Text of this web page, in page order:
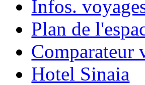
Infos.
Plan de
Comparateur
Hotel Sinaia